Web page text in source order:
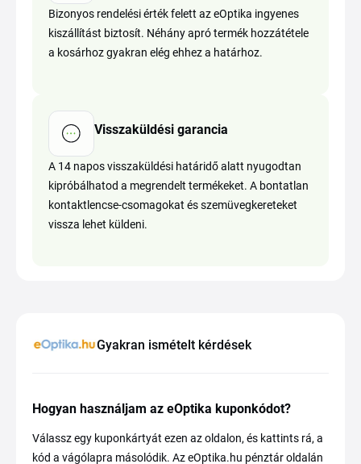
Bizonyos rendelési érték felett az eOptika ingyenes
kiszállítást biztosít. Néhány apró termék hozzátétele
a kosárhoz gyakran elég ehhez a határhoz.
Visszaküldési garancia
A 14 napos visszaküldési határidő alatt nyugodtan
kipróbálhatod a megrendelt termékeket. A bontatlan
kontaktlencse-csomagokat és szemüvegkereteket
vissza lehet küldeni.
Gyakran ismételt kérdések
Hogyan használjam az eOptika kuponkódot?
Válassz egy kuponkártyát ezen az oldalon, és kattints rá, a
kód a vágólapra másolódik. Az eOptika.hu pénztár oldalán